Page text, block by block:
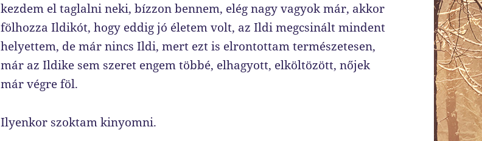
kezdem el taglalni neki, bízzon bennem, elég nagy vagyok már, akkor
fölhozza Ildikót, hogy eddig jó életem volt, az Ildi megcsinált mindent
helyettem, de már nincs Ildi, mert ezt is elrontottam természetesen,
már az Ildike sem szeret engem többé, elhagyott, elköltözött, nőjek
már végre föl.
Ilyenkor szoktam kinyomni.